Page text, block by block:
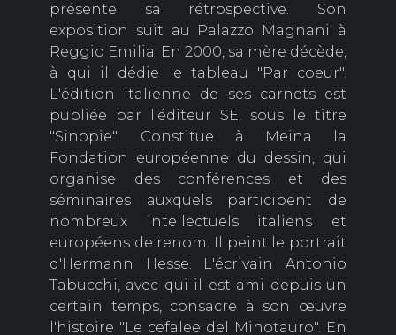
présente sa rétrospective. Son
exposition suit au Palazzo Magnani à
Reggio Emilia. En 2000, sa mère décède,
à qui il dédie le tableau "Par coeur".
L'édition italienne de ses carnets est
publiée par l'éditeur SE, sous le titre
"Sinopie". Constitue à Meina la
Fondation européenne du dessin, qui
organise des conférences et des
séminaires auxquels participent de
nombreux intellectuels italiens et
européens de renom. Il peint le portrait
d'Hermann Hesse. L'écrivain Antonio
Tabucchi, avec qui il est ami depuis un
certain temps, consacre à son œuvre
l'histoire "Le cefalee del Minotauro". En